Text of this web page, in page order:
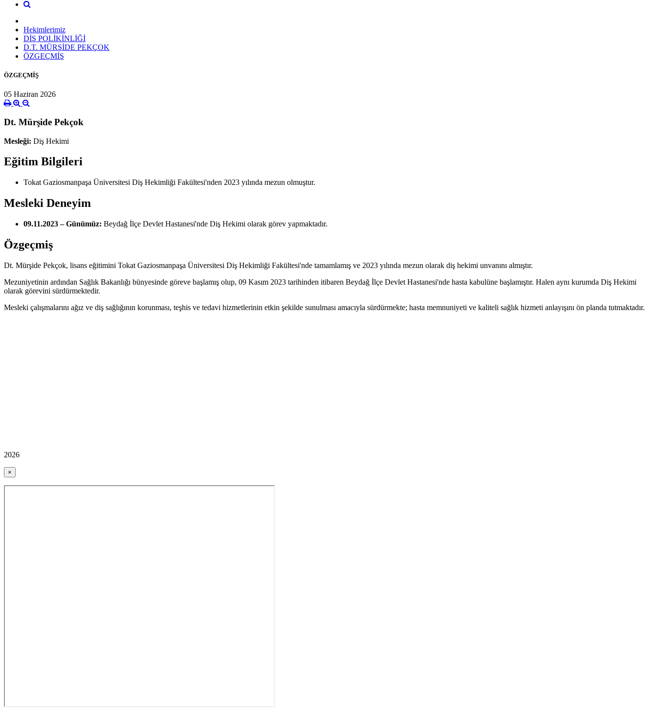
Hekimlerimiz
DİŞ POLİKİNLİĞİ
D.T. MÜRŞİDE PEKÇOK
ÖZGEÇMİŞ
ÖZGEÇMİŞ
05 Haziran 2026
Dt. Mürşide Pekçok
Mesleği: Diş Hekimi
Eğitim Bilgileri
Tokat Gaziosmanpaşa Üniversitesi Diş Hekimliği Fakültesi'nden 2023 yılında mezun olmuştur.
Mesleki Deneyim
09.11.2023 – Günümüz: Beydağ İlçe Devlet Hastanesi'nde Diş Hekimi olarak görev yapmaktadır.
Özgeçmiş
Dt. Mürşide Pekçok, lisans eğitimini Tokat Gaziosmanpaşa Üniversitesi Diş Hekimliği Fakültesi'nde tamamlamış ve 2023 yılında mezun olarak diş hekimi unvanını almıştır.
Mezuniyetinin ardından Sağlık Bakanlığı bünyesinde göreve başlamış olup, 09 Kasım 2023 tarihinden itibaren Beydağ İlçe Devlet Hastanesi'nde hasta kabulüne başlamıştır. Halen aynı kurumda Diş Hekimi
olarak görevini sürdürmektedir.
Mesleki çalışmalarını ağız ve diş sağlığının korunması, teşhis ve tedavi hizmetlerinin etkin şekilde sunulması amacıyla sürdürmekte; hasta memnuniyeti ve kaliteli sağlık hizmeti anlayışını ön planda tutmaktadır.
2026
×